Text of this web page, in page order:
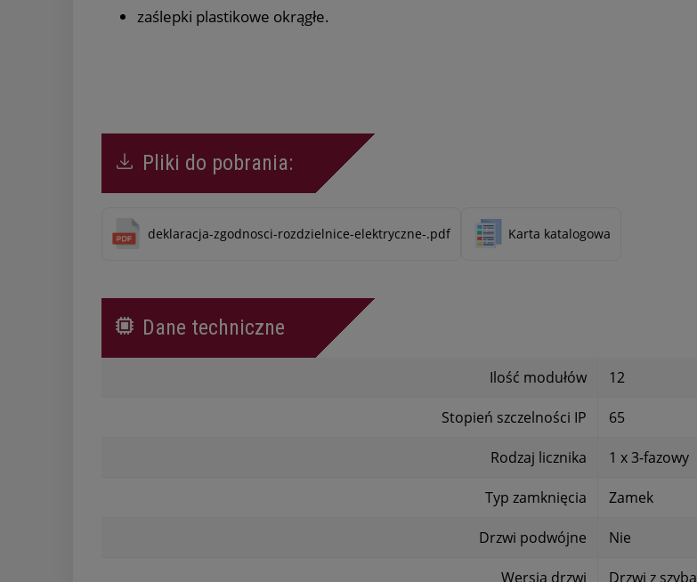
zaślepki plastikowe okrągłe.
Pliki do pobrania:
deklaracja-zgodnosci-rozdzielnice-elektryczne-.pdf Karta katalogowa
Dane techniczne
Ilość modułów 12
Stopień szczelności IP 65
Rodzaj licznika 1 x 3-fazowy
Typ zamknięcia Zamek
Drzwi podwójne Nie
Wersja drzwi Drzwi z szybą